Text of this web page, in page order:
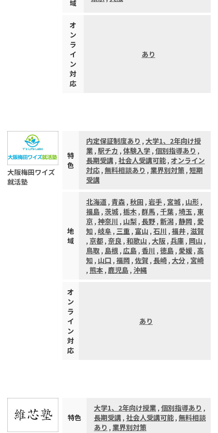
域
オ
ン
ラ
イ
ン
対
応
あり
大阪梅田ワイズ
就活塾
特
色
内定保証制度あり , 大学1、2年向け授
業, 駅チカ , 体験入学, 個別指導あり ,
長期受講, 社会人受講可能, オンライン
対応, 無料相談あり , 業界別対策, 短期
受講
地
域
北海道, 青森, 秋田 , 岩手, 宮城, 山形 ,
福島, 茨城, 栃木, 群馬, 千葉, 埼玉, 東
京, 神奈川 , 山梨, 長野, 新潟, 静岡 , 愛
知 , 岐阜, 三重, 富山 , 石川 , 福井, 滋賀
, 京都, 奈良 , 和歌山 , 大阪, 兵庫, 岡山 ,
鳥取, 島根, 広島, 香川 , 徳島, 愛媛, 高
知 , 山口 , 福岡 , 佐賀 , 長崎, 大分, 宮崎
, 熊本, 鹿児島, 沖縄
オ
ン
ラ
イ
ン
対
応
あり
特色
大学1、2年向け授業, 個別指導あり ,
長期受講, 社会人受講可能, 無料相談
あり , 業界別対策